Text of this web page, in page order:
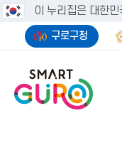
이 누리집은 대한
구로구청